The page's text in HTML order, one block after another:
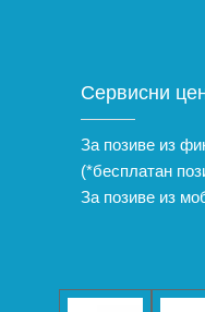
Сервисни
За позиве из
(*бесплатан
За позиве из